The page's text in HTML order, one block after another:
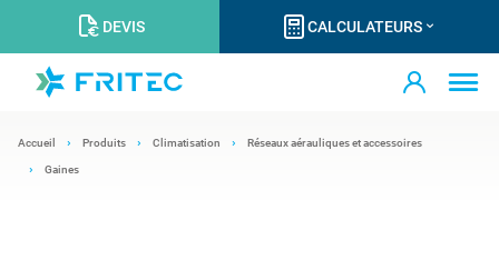
DEVIS CALCULATEURS
Accueil Produits Climatisation Réseaux aérauliques et accessoires
Gaines